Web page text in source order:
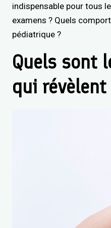
indispensable pour tous
examens ? Quels
pédiatrique ?
Quels sont
qui